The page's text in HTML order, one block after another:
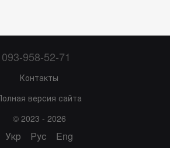
093-958-52-71
Контакты
версия сайта
© 2023 - 2026
Укр Рус Eng